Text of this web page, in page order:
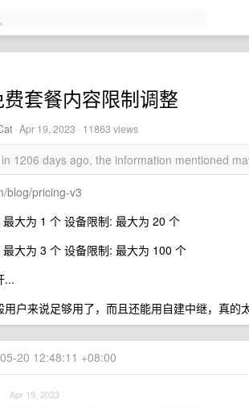
套餐内容限制调整
·Apr 19, 2023 · 11863 views
1206 days ago, the information mentioned
blog/pricing-v3
大为 1 个 设备限制: 最大为 20 个
大为 3 个 设备限制: 最大为 100 个
...
户来说足够用了，而且还能用自建中继，真的
20 12:48:11 +08:00
Apr 19, 2023